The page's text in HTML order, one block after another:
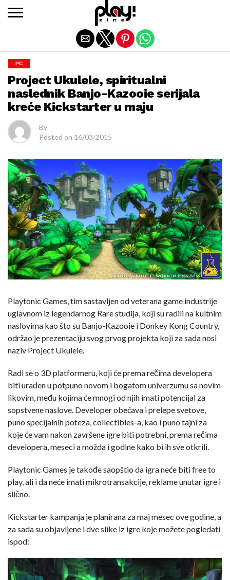
PC
Project Ukulele, spiritualni
naslednik Banjo-Kazooie serijala
kreće Kickstarter u maju
By
Posted on 16/03/2015
Playtonic Games, tim sastavljen od veterana game industrije
uglavnom iz legendarnog Rare studija, koji su radili na kultnim
naslovima kao što su Banjo-Kazooie i Donkey Kong Country,
održao je prezentaciju svog prvog projekta koji za sada nosi
naziv Project Ukulele.
Radi se o 3D platformeru, koji će prema rečima developera
biti urađen u potpuno novom i bogatom univerzumu sa novim
likovim, među kojima će mnogi od njih imati potencijal za
sopstvene naslove. Developer obećava i prelepe svetove,
puno specijalnih poteza, collectibles-a, kao i puno tajni za
koje će vam nakon završene igre biti potrebni, prema rečima
developera, meseci a možda i godine kako bi ih sve otkrili.
Playtonic Games je takođe saopštio da igra neće biti free to
play, ali i da neće imati mikrotransakcije, reklame unutar igre i
slično.
Kickstarter kampanja je planirana za maj mesec ove godine, a
za sada su objavljene i dve slike iz igre koje možete pogledati
ispod:
Exit mobile version